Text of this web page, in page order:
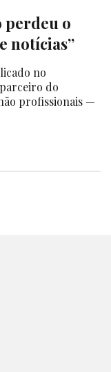
perdeu o
notícias”
no
do
profissionais —